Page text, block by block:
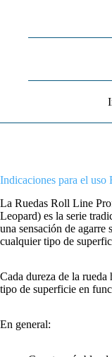
Indicaciones para el uso
La Ruedas Roll Line
Leopard) es la serie
una sensación de agarre
cualquier tipo de
Cada dureza de la rueda
tipo de superficie en
En general: